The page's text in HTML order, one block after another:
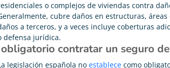
o complejos de viviendas contra
cubre daños en estructuras,
a terceros, y a veces incluye coberturas
defensa jurídica.
obligatorio contratar un seguro
legislación española no establece como